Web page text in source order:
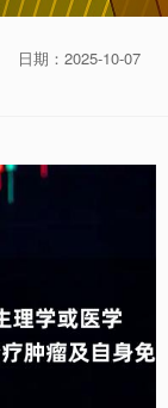
日期：2025-10-07